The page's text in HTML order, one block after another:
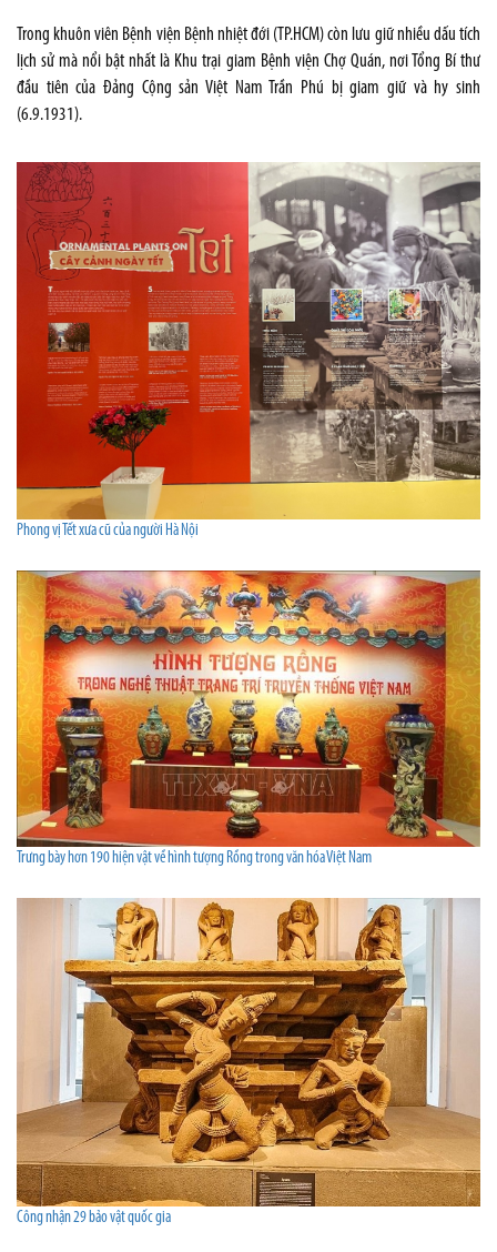
Trong khuôn viên Bệnh viện Bệnh nhiệt đới (TP.HCM) còn lưu giữ nhiều dấu tích
lịch sử mà nổi bật nhất là Khu trại giam Bệnh viện Chợ Quán, nơi Tổng Bí thư
đầu tiên của Đảng Cộng sản Việt Nam Trần Phú bị giam giữ và hy sinh
(6.9.1931).
Phong vị Tết xưa cũ của người Hà Nội
Trưng bày hơn 190 hiện vật về hình tượng Rồng trong văn hóa Việt Nam
Công nhận 29 bảo vật quốc gia